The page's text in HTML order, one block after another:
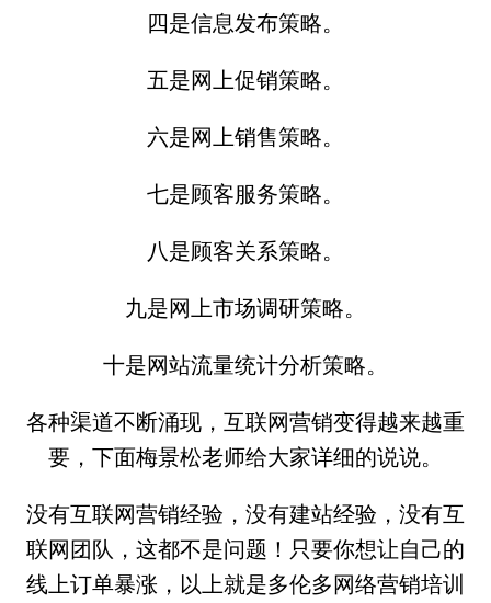
四是信息发布策略。
五是网上促销策略。
六是网上销售策略。
七是顾客服务策略。
八是顾客关系策略。
九是网上市场调研策略。
十是网站流量统计分析策略。
各种渠道不断涌现，互联网营销变得越来越重
要，下面梅景松老师给大家详细的说说。
没有互联网营销经验，没有建站经验，没有互
联网团队，这都不是问题！只要你想让自己的
线上订单暴涨，以上就是多伦多网络营销培训